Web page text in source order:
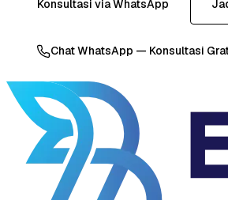
Konsultasi via WhatsApp
Chat WhatsApp — Konsultasi